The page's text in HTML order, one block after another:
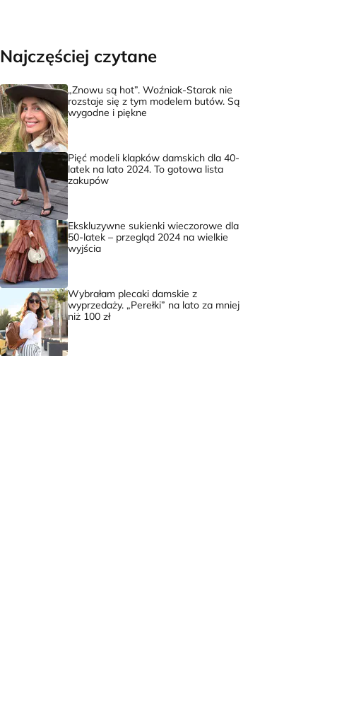
Najczęściej czytane
„Znowu są hot”. Woźniak-Starak nie
rozstaje się z tym modelem butów. Są
wygodne i piękne
Pięć modeli klapków damskich dla 40-
latek na lato 2024. To gotowa lista
zakupów
Ekskluzywne sukienki wieczorowe dla
50-latek – przegląd 2024 na wielkie
wyjścia
Wybrałam plecaki damskie z
wyprzedaży. „Perełki” na lato za mniej
niż 100 zł